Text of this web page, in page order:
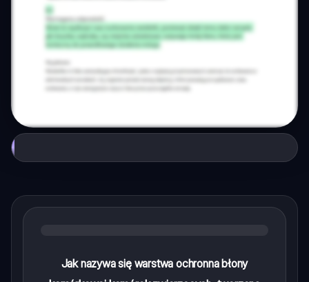
Jak nazywa się warstwa ochronna błony